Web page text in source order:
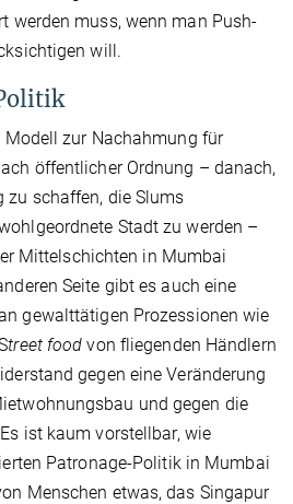
werden muss, wenn man Push-
will.
zur Nachahmung für
öffentlicher Ordnung – danach,
zu schaffen, die Slums
Stadt zu werden –
Mittelschichten in Mumbai
Seite gibt es auch eine
gewalttätigen Prozessionen wie
treet food von fliegenden Händlern
gegen eine Veränderung
und gegen die
ist kaum vorstellbar, wie
Patronage-Politik in Mumbai
Menschen etwas, das Singapur